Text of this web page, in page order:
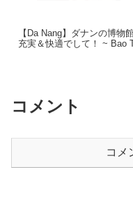
【Da Nang】ダナンの博物
充実＆快適でして！ ~ Bao
コメント
コメ